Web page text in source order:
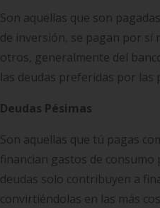
Son aquellas que son
de inversión, se pagan por
otros, generalmente del
las deudas preferidas por las
Deudas Pésimas
Son aquellas que tú pagas
financian gastos de
deudas solo contribuyen a
convirtiéndolas en las más